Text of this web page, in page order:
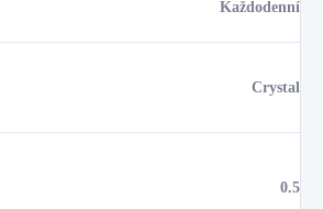
Každodenní
Crystal
0.5